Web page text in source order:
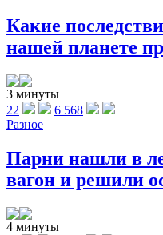
Какие
нашей планете
3 минуты
22
6 568
Разное
Парни нашли в
вагон и решили
4 минуты